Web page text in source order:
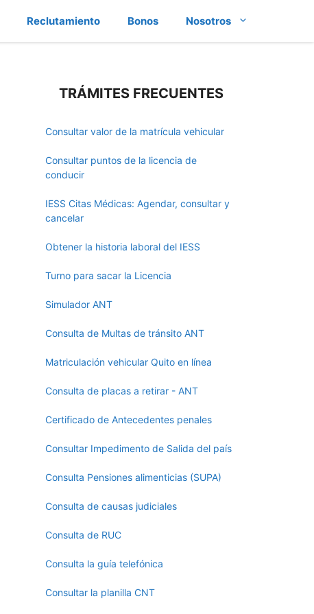
Reclutamiento Bonos Nosotros
TRÁMITES FRECUENTES
Consultar valor de la matrícula vehicular
Consultar puntos de la licencia de
conducir
IESS Citas Médicas: Agendar, consultar y
cancelar
Obtener la historia laboral del IESS
Turno para sacar la Licencia
Simulador ANT
Consulta de Multas de tránsito ANT
Matriculación vehicular Quito en línea
Consulta de placas a retirar - ANT
Certificado de Antecedentes penales
Consultar Impedimento de Salida del país
Consulta Pensiones alimenticias (SUPA)
Consulta de causas judiciales
Consulta de RUC
Consulta la guía telefónica
Consultar la planilla CNT